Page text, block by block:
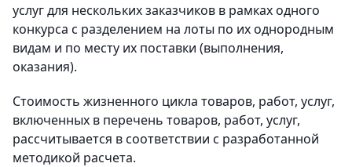
услуг для нескольких заказчиков в рамках одного
конкурса с разделением на лоты по их однородным
видам и по месту их поставки (выполнения,
оказания).
Стоимость жизненного цикла товаров, работ, услуг,
включенных в перечень товаров, работ, услуг,
рассчитывается в соответствии с разработанной
методикой расчета.